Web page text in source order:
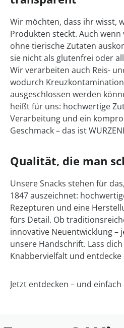
Wir möchten, dass ihr wisst,
Produkten steckt. Auch wenn
ohne tierische Zutaten
sie nicht als glutenfrei oder
Wir verarbeiten auch Reis-
wodurch
ausgeschlossen werden
heißt für uns: hochwertige
Verarbeitung und ein
Geschmack – das ist
Qualität, die man
Unsere Snacks stehen für
1847 auszeichnet:
Rezepturen und eine
fürs Detail. Ob
innovative Neuentwicklung –
unsere Handschrift. Lass
Knabbervielfalt und entdecke
Jetzt entdecken – und